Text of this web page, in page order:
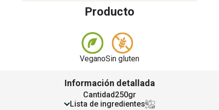
Producto
VeganoSin gluten
Información detallada
Cantidad250gr
Lista de ingredientes